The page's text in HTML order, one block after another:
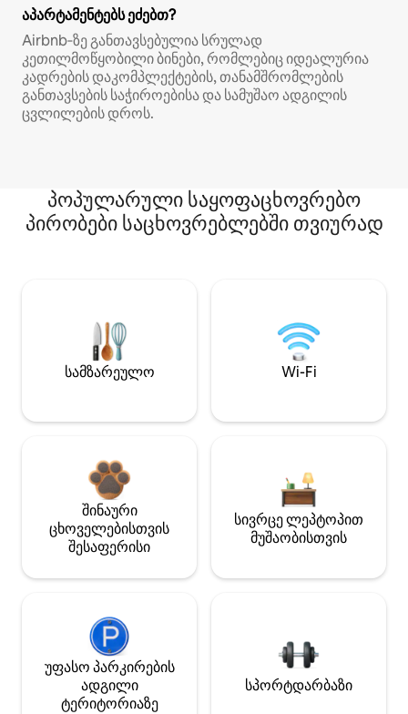
აპარტამენტებს ეძებთ?
Airbnb‑ზე განთავსებულია სრულად
კეთილმოწყობილი ბინები, რომლებიც იდეალურია
კადრების დაკომპლექტების, თანამშრომლების
განთავსების საჭიროებისა და სამუშაო ადგილის
ცვლილების დროს.
პოპულარული საყოფაცხოვრებო
პირობები საცხოვრებლებში თვიურად
სამზარეულო Wi-Fi
შინაური
ცხოველებისთვის
შესაფერისი
სივრცე ლეპტოპით
მუშაობისთვის
უფასო პარკირების
ადგილი
ტერიტორიაზე
სპორტდარბაზი